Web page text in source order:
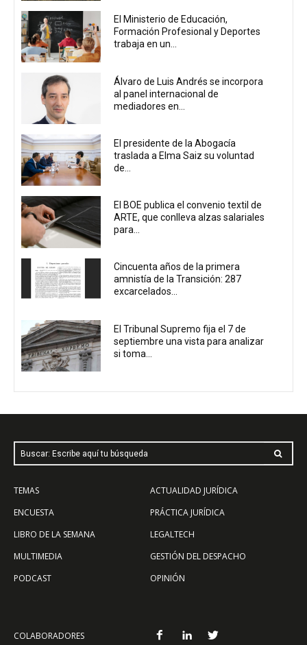
El Ministerio de Educación,
Formación Profesional y Deportes
trabaja en un...
Álvaro de Luis Andrés se incorpora
al panel internacional de
mediadores en...
El presidente de la Abogacía
traslada a Elma Saiz su voluntad
de...
El BOE publica el convenio textil de
ARTE, que conlleva alzas salariales
para...
Cincuenta años de la primera
amnistía de la Transición: 287
excarcelados...
El Tribunal Supremo fija el 7 de
septiembre una vista para analizar
si toma...
Buscar: Escribe aquí tu búsqueda
TEMAS
ENCUESTA
LIBRO DE LA SEMANA
MULTIMEDIA
PODCAST
ACTUALIDAD JURÍDICA
PRÁCTICA JURÍDICA
LEGALTECH
GESTIÓN DEL DESPACHO
OPINIÓN
COLABORADORES